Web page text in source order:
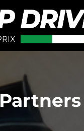
Partners